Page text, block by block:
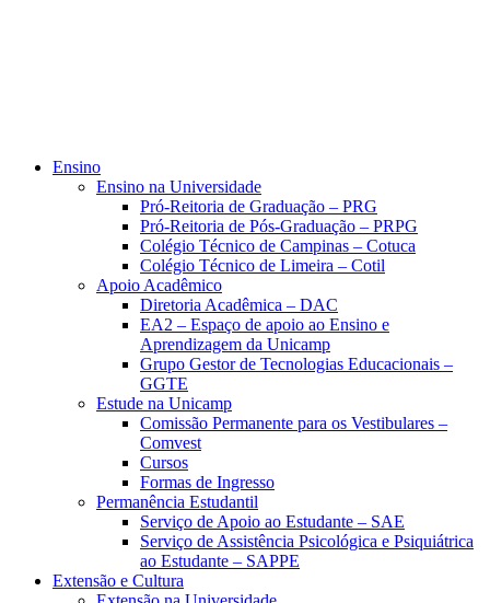
Ensino
Ensino na Universidade
Pró-Reitoria de Graduação – PRG
Pró-Reitoria de Pós-Graduação – PRPG
Colégio Técnico de Campinas – Cotuca
Colégio Técnico de Limeira – Cotil
Apoio Acadêmico
Diretoria Acadêmica – DAC
EA2 – Espaço de apoio ao Ensino e
Aprendizagem da Unicamp
Grupo Gestor de Tecnologias Educacionais –
GGTE
Estude na Unicamp
Comissão Permanente para os Vestibulares –
Comvest
Cursos
Formas de Ingresso
Permanência Estudantil
Serviço de Apoio ao Estudante – SAE
Serviço de Assistência Psicológica e Psiquiátrica
ao Estudante – SAPPE
Extensão e Cultura